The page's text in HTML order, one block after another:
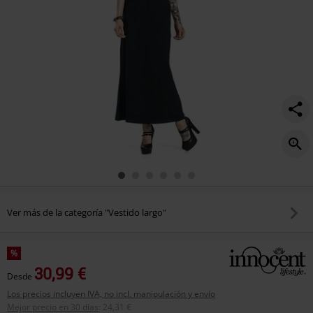
Ver más de la categoría "Vestido largo"
%
Desde 30,99 €
Los precios incluyen IVA, no incl. manipulación y envío
Mejor precio en 30 días
24,31 €